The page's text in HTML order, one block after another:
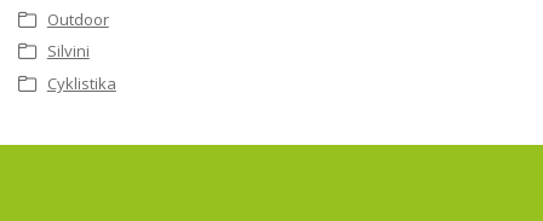
Outdoor
Silvini
Cyklistika